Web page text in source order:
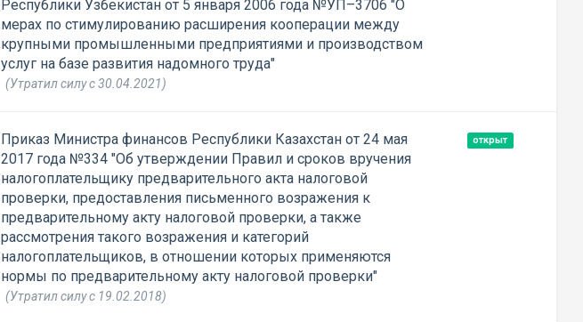
Республики Узбекистан от 5 января 2006 года №УП–3706 "О
мерах по стимулированию расширения кооперации между
крупными промышленными предприятиями и производством
услуг на базе развития надомного труда"
(Утратил силу с 30.04.2021)
Приказ Министра финансов Республики Казахстан от 24 мая
2017 года №334 "Об утверждении Правил и сроков вручения
налогоплательщику предварительного акта налоговой
проверки, предоставления письменного возражения к
предварительному акту налоговой проверки, а также
рассмотрения такого возражения и категорий
налогоплательщиков, в отношении которых применяются
нормы по предварительному акту налоговой проверки"
(Утратил силу с 19.02.2018)
открыт